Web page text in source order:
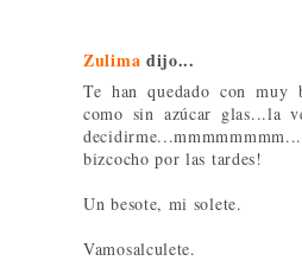
Zulima dijo...
Te han quedado con muy
como sin azúcar glas...la
bizcocho por las tardes!
Un besote, mi solete.
Vamosalculete.